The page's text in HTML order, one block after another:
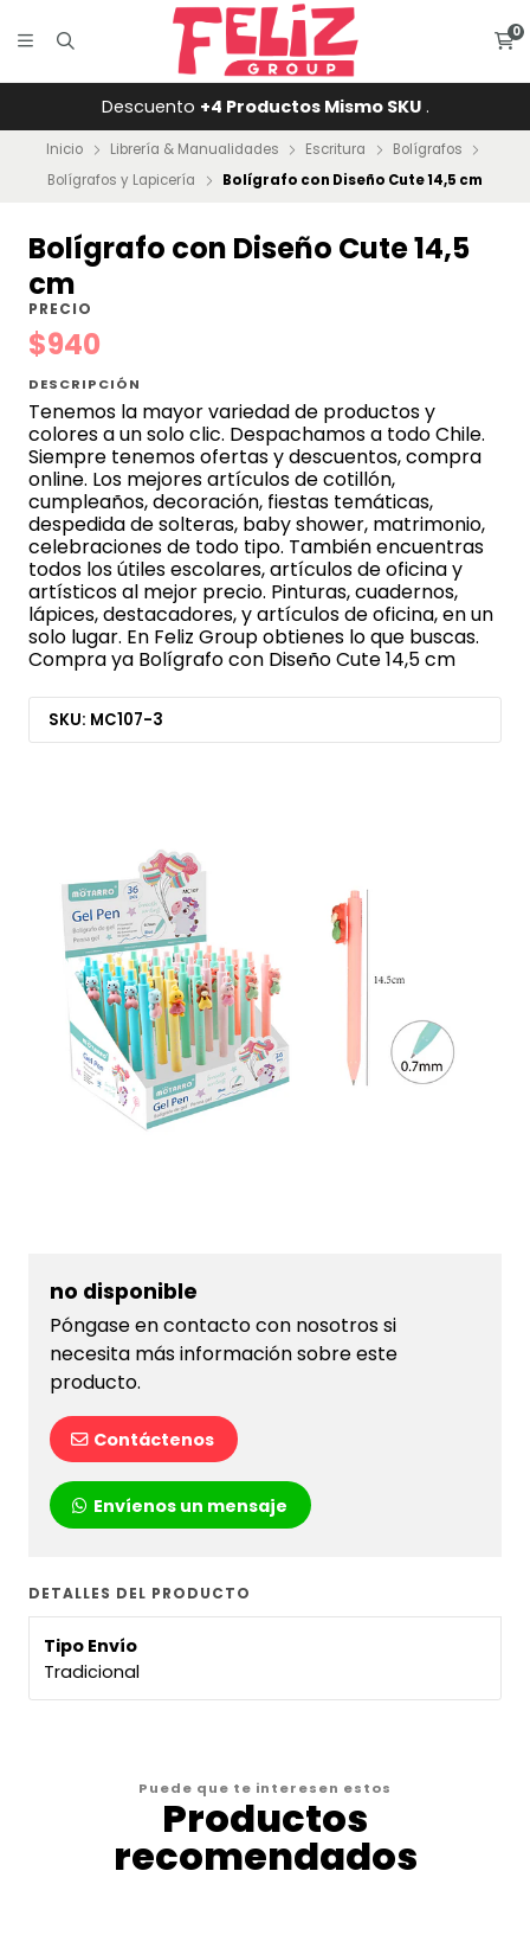
0
Descuento +4 Productos Mismo SKU.
Inicio Librería & Manualidades Escritura
Bolígrafos
Bolígrafos y Lapicería
Bolígrafo con Diseño Cute 14,5 cm
Bolígrafo con Diseño Cute 14,5
cm
PRECIO
$940
DESCRIPCIÓN
Tenemos la mayor variedad de productos y
colores a un solo clic. Despachamos a todo Chile.
Siempre tenemos ofertas y descuentos, compra
online. Los mejores artículos de cotillón,
cumpleaños, decoración, fiestas temáticas,
despedida de solteras, baby shower, matrimonio,
celebraciones de todo tipo. También encuentras
todos los útiles escolares, artículos de oficina y
artísticos al mejor precio. Pinturas, cuadernos,
lápices, destacadores, y artículos de oficina, en un
solo lugar. En Feliz Group obtienes lo que buscas.
Compra ya Bolígrafo con Diseño Cute 14,5 cm
SKU: MC107-3
no disponible
Póngase en contacto con nosotros si
necesita más información sobre este
producto.
Contáctenos
Envíenos un mensaje
DETALLES DEL PRODUCTO
Tipo Envío
Tradicional
Puede que te interesen estos
Productos
recomendados